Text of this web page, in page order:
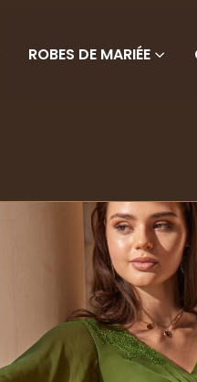
ROBES DE MARIÉE